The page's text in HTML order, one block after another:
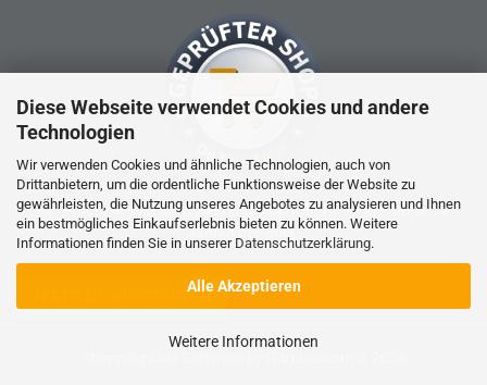
Diese Webseite verwendet Cookies und andere
Technologien
Wir verwenden Cookies und ähnliche Technologien, auch von
Drittanbietern, um die ordentliche Funktionsweise der Website zu
gewährleisten, die Nutzung unseres Angebotes zu analysieren und Ihnen
ein bestmögliches Einkaufserlebnis bieten zu können. Weitere
Informationen finden Sie in unserer Datenschutzerklärung.
Alle Akzeptieren
Weitere Informationen
RC-Produkte sind kein Spielzeug und nicht für Kinder unter 14
Jahren geeignet.
VERTRAG WIDERRUFEN